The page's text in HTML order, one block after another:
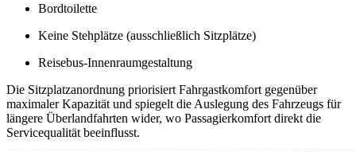
Bordtoilette
Keine Stehplätze (ausschließlich Sitzplätze)
Reisebus-Innenraumgestaltung
Die Sitzplatzanordnung priorisiert Fahrgastkomfort gegenüber
maximaler Kapazität und spiegelt die Auslegung des Fahrzeugs für
längere Überlandfahrten wider, wo Passagierkomfort direkt die
Servicequalität beeinflusst.